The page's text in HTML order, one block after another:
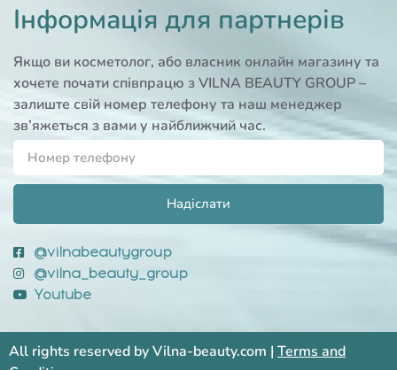
Інформація для партнерів
Якщо ви косметолог, або власник онлайн магазину та
хочете почати співпрацю з VILNA BEAUTY GROUP –
залиште свій номер телефону та наш менеджер
зв’яжеться з вами у найближчий час.
Надіслати
@vilnabeautygroup
@vilna_beauty_group
Youtube
All rights reserved by Vilna-beauty.com | Terms and